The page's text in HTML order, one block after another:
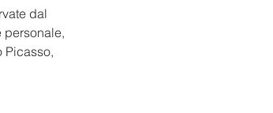
dal
personale,
Picasso,